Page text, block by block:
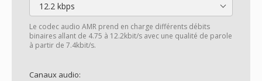
12.2 kbps
Le codec audio AMR prend en charge différents débits
binaires allant de 4.75 à 12.2kbit/s avec une qualité de parole
à partir de 7.4kbit/s.
Canaux audio: